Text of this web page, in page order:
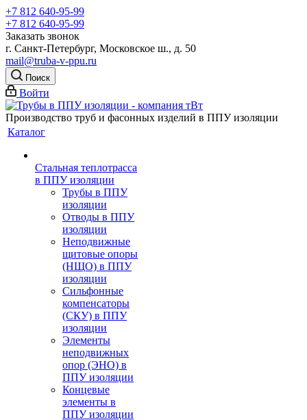
+7 812 640-95-99
+7 812 640-95-99
Заказать звонок
г. Санкт-Петербург, Московское ш., д. 50
mail@truba-v-ppu.ru
Поиск
Войти
Производство труб и фасонных изделий в ППУ изоляции
Каталог
Стальная теплотрасса
в ППУ изоляции
Трубы в ППУ
изоляции
Отводы в ППУ
изоляции
Неподвижные
щитовые опоры
(НЩО) в ППУ
изоляции
Cильфонные
компенсаторы
(СКУ) в ППУ
изоляции
Элементы
неподвижных
опор (ЭНО) в
ППУ изоляции
Концевые
элементы в
ППУ изоляции